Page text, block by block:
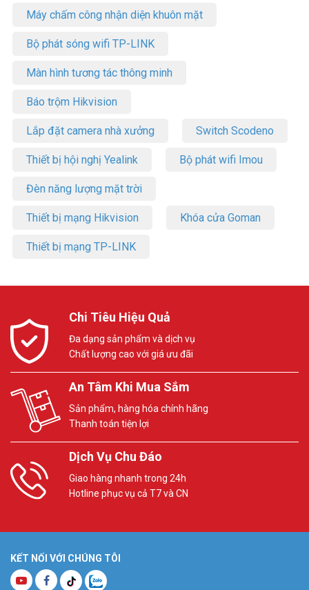
Máy chấm công nhận diện khuôn mặt
Bộ phát sóng wifi TP-LINK
Màn hình tương tác thông minh
Báo trộm Hikvision
Lắp đặt camera nhà xưởng Switch Scodeno
Thiết bị hội nghị Yealink Bộ phát wifi Imou
Đèn năng lượng mặt trời
Thiết bị mạng Hikvision Khóa cửa Goman
Thiết bị mạng TP-LINK
Chi Tiêu Hiệu Quả
Đa dạng sản phẩm và dịch vụ
Chất lượng cao với giá ưu đãi
An Tâm Khi Mua Sắm
Sản phẩm, hàng hóa chính hãng
Thanh toán tiện lợi
Dịch Vụ Chu Đáo
Giao hàng nhanh trong 24h
Hotline phục vụ cả T7 và CN
KẾT NỐI VỚI CHÚNG TÔI